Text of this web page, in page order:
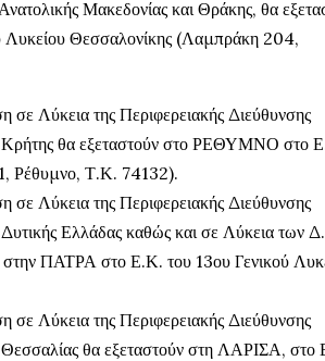
Μακεδονίας και Θράκης, θα
Θεσσαλονίκης (Λαμπράκη 204,
Λύκεια της Περιφερειακής Διεύθυνσης
Κρήτης θα εξεταστούν στο ΡΕΘΥΜΝΟ στο
Ρέθυμνο, Τ.Κ. 74132).
Λύκεια της Περιφερειακής Διεύθυνσης
Ελλάδας καθώς και σε Λύκεια των
ΠΑΤΡΑ στο Ε.Κ. του 13ου Γενικού
Λύκεια της Περιφερειακής Διεύθυνσης
θα εξεταστούν στη ΛΑΡΙΣΑ, στο